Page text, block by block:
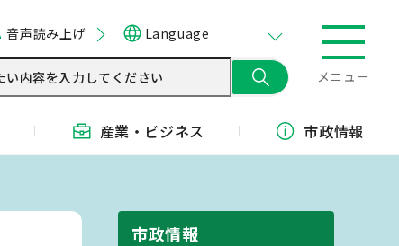
音声読み上げ Language
メニュー
産業・ ビジネス 市政情報
市政情報